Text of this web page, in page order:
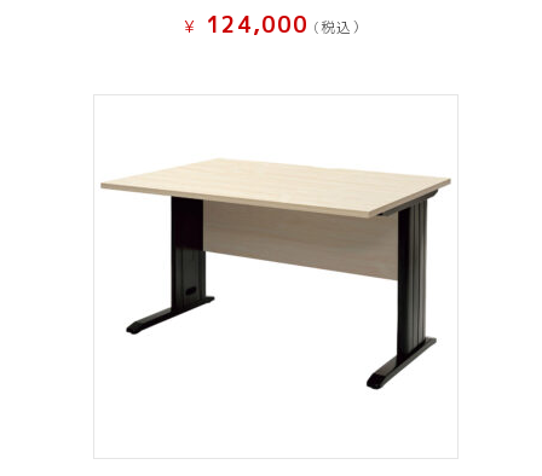
¥ 124,000 (税込）